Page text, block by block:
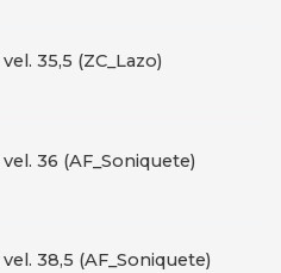
35,5 (ZC_Lazo)
36 (AF_Soniquete)
38,5 (AF_Soniquete)